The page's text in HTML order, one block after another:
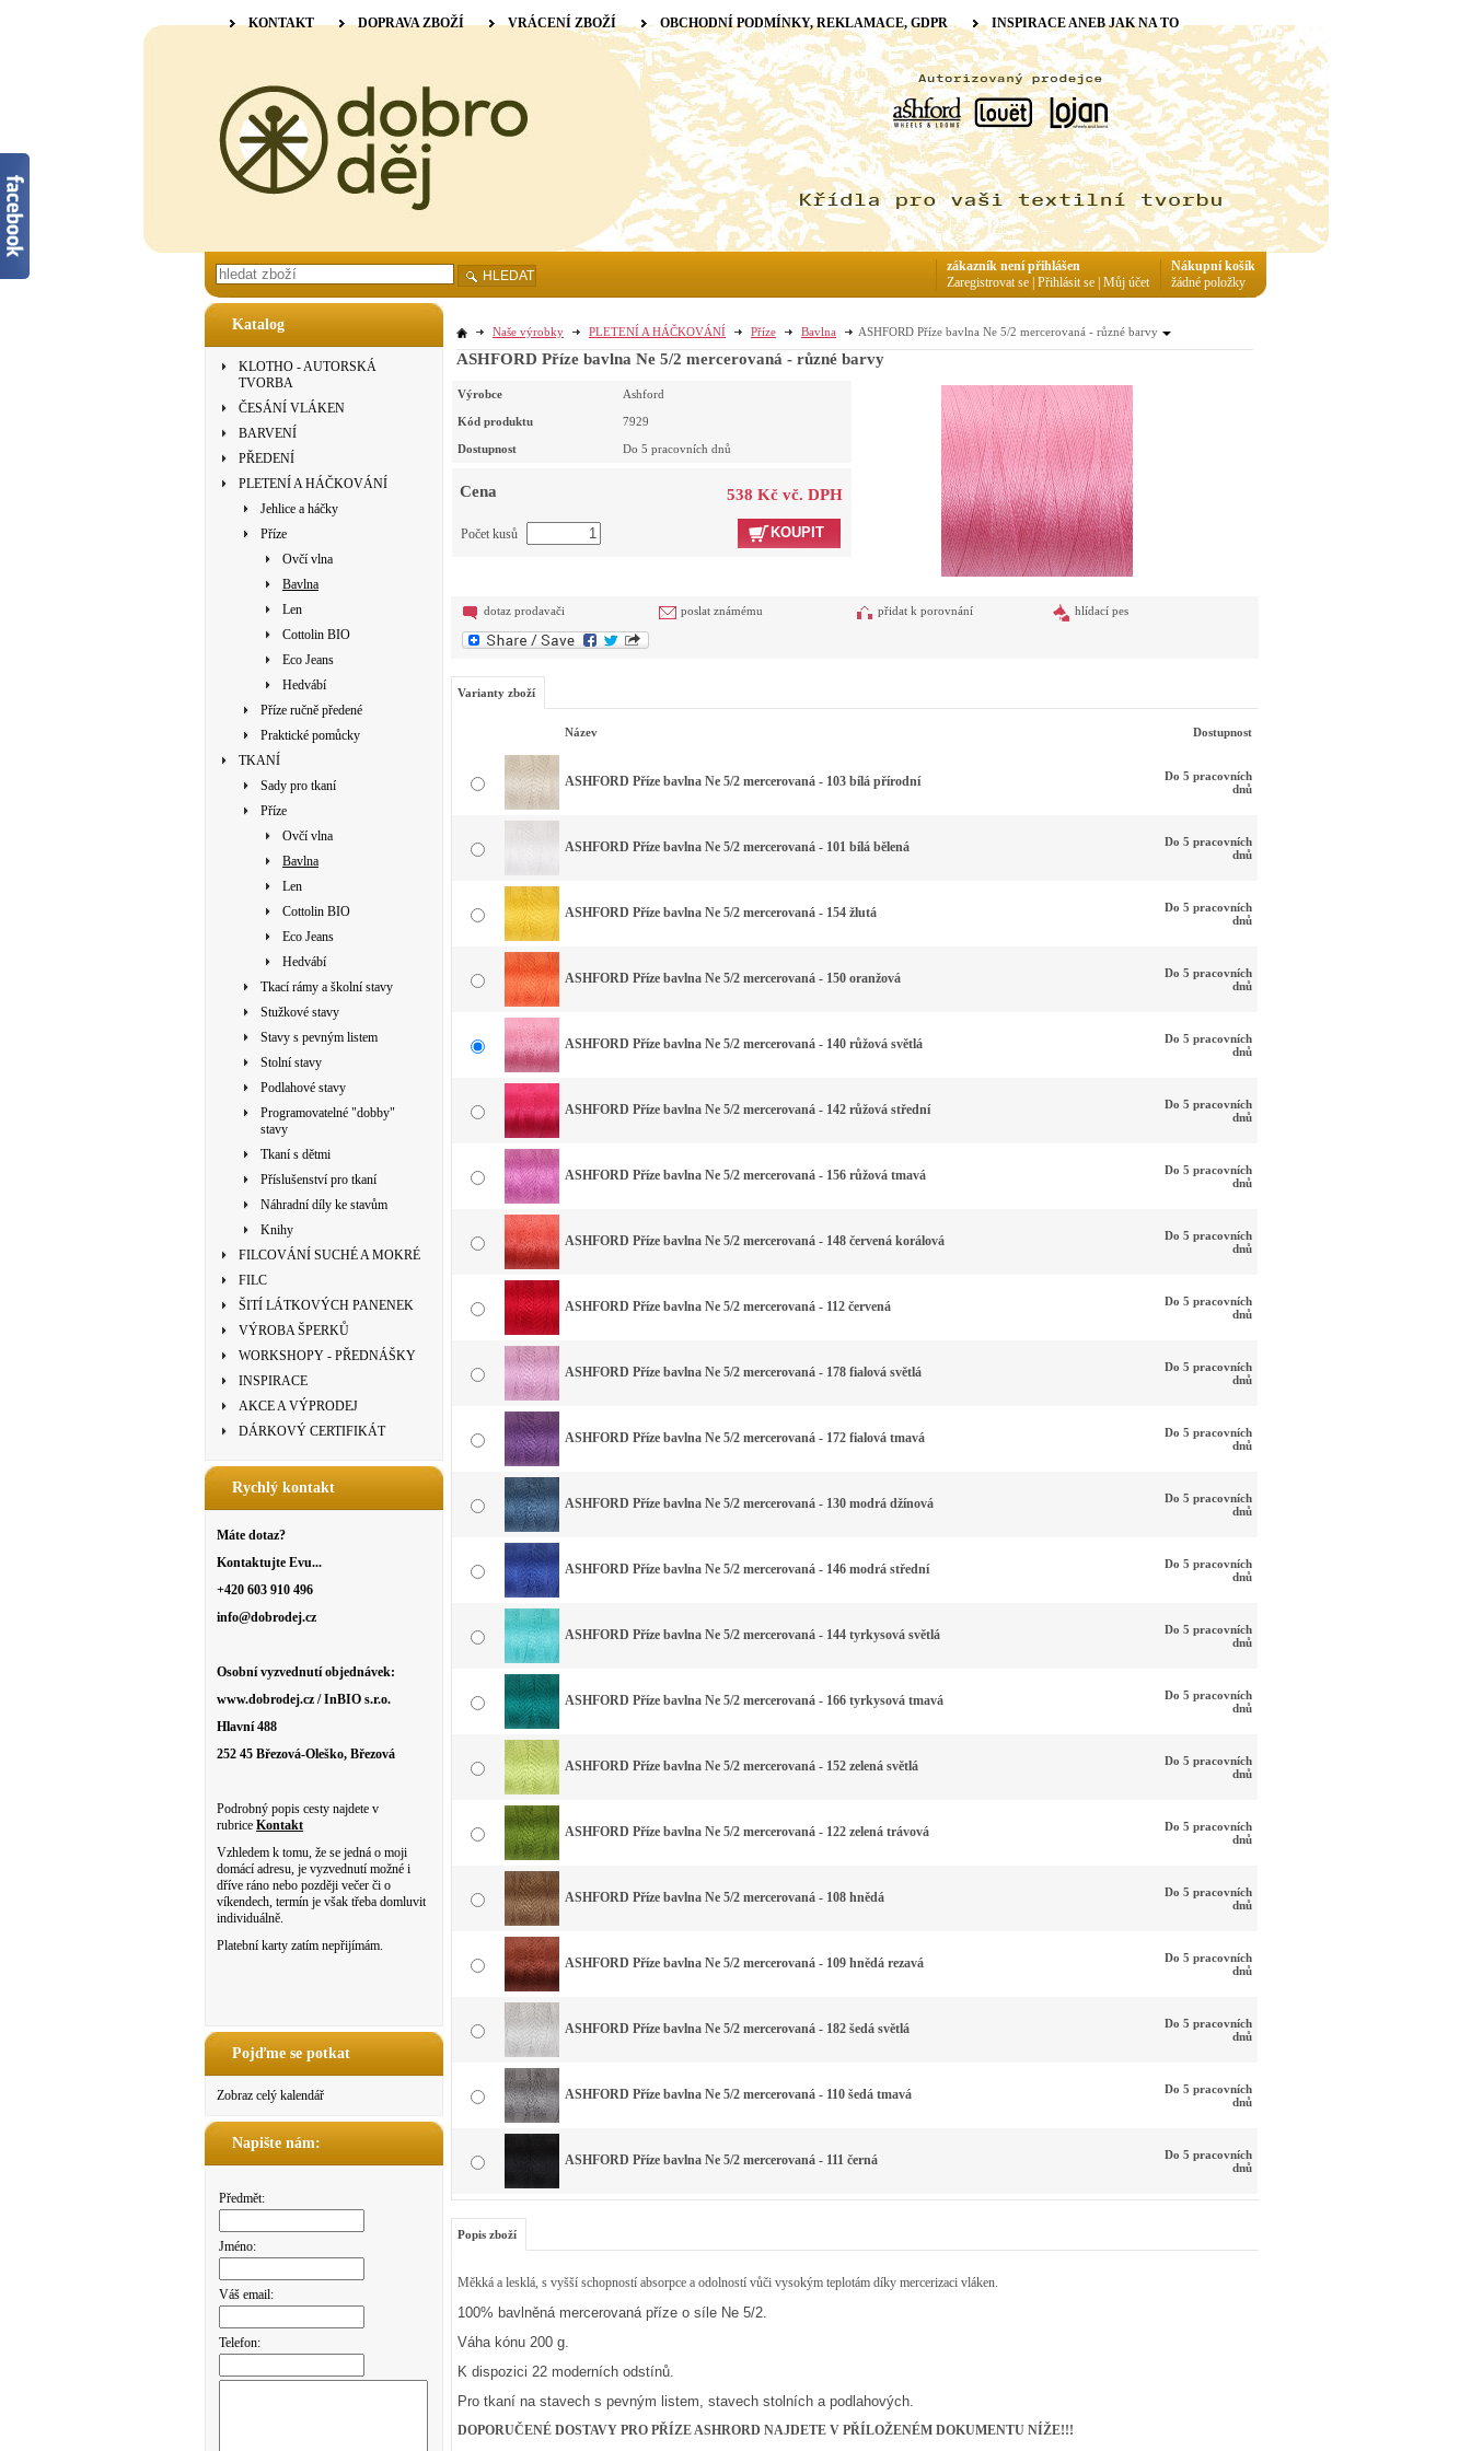
Katalog
KLOTHO - AUTORSKÁ
TVORBA
ČESÁNÍ VLÁKEN
BARVENÍ
PŘEDENÍ
PLETENÍ A HÁČKOVÁNÍ
Jehlice a háčky
Příze
Ovčí vlna
Bavlna
Len
Cottolin BIO
Eco Jeans
Hedvábí
Příze ručně předené
Praktické pomůcky
TKANÍ
Sady pro tkaní
Příze
Ovčí vlna
Bavlna
Len
Cottolin BIO
Eco Jeans
Hedvábí
Tkací rámy a školní stavy
Stužkové stavy
Stavy s pevným listem
Stolní stavy
Podlahové stavy
Programovatelné "dobby"
stavy
Tkaní s dětmi
Příslušenství pro tkaní
Náhradní díly ke stavům
Knihy
FILCOVÁNÍ SUCHÉ A MOKRÉ
FILC
ŠITÍ LÁTKOVÝCH PANENEK
VÝROBA ŠPERKŮ
WORKSHOPY - PŘEDNÁŠKY
INSPIRACE
AKCE A VÝPRODEJ
DÁRKOVÝ CERTIFIKÁT
Rychlý kontakt
Máte dotaz?
Kontaktujte Evu...
+420 603 910 496
info@dobrodej.cz
Osobní vyzvednutí objednávek:
www.dobrodej.cz / InBIO s.r.o.
Hlavní 488
252 45 Březová-Oleško, Březová
Podrobný popis cesty najdete v
rubrice Kontakt
Vzhledem k tomu, že se jedná o moji
domácí adresu, je vyzvednutí možné i
dříve ráno nebo později večer či o
víkendech, termín je však třeba domluvit
individuálně.
Platební karty zatím nepřijímám.
Pojďme se potkat
Zobraz celý kalendář
Napište nám:
Předmět:
Jméno:
Váš email:
Telefon:
Naše výrobky PLETENÍ A HÁČKOVÁNÍ Příze Bavlna ASHFORD Příze bavlna Ne 5/2 mercerovaná - různé barvy
ASHFORD Příze bavlna Ne 5/2 mercerovaná - různé barvy
Výrobce Ashford
Kód produktu 7929
Dostupnost Do 5 pracovních dnů
Cena 538 Kč vč. DPH
KOUPIT
Počet kusů
dotaz prodavači poslat známému přidat k porovnání hlídací pes
Varianty zboží
Název Dostupnost
ASHFORD Příze bavlna Ne 5/2 mercerovaná - 103 bílá přírodní
Do 5 pracovních
dnů
ASHFORD Příze bavlna Ne 5/2 mercerovaná - 101 bílá bělená
Do 5 pracovních
dnů
ASHFORD Příze bavlna Ne 5/2 mercerovaná - 154 žlutá
Do 5 pracovních
dnů
ASHFORD Příze bavlna Ne 5/2 mercerovaná - 150 oranžová
Do 5 pracovních
dnů
ASHFORD Příze bavlna Ne 5/2 mercerovaná - 140 růžová světlá
Do 5 pracovních
dnů
ASHFORD Příze bavlna Ne 5/2 mercerovaná - 142 růžová střední
Do 5 pracovních
dnů
ASHFORD Příze bavlna Ne 5/2 mercerovaná - 156 růžová tmavá
Do 5 pracovních
dnů
ASHFORD Příze bavlna Ne 5/2 mercerovaná - 148 červená korálová
Do 5 pracovních
dnů
ASHFORD Příze bavlna Ne 5/2 mercerovaná - 112 červená
Do 5 pracovních
dnů
ASHFORD Příze bavlna Ne 5/2 mercerovaná - 178 fialová světlá
Do 5 pracovních
dnů
ASHFORD Příze bavlna Ne 5/2 mercerovaná - 172 fialová tmavá
Do 5 pracovních
dnů
ASHFORD Příze bavlna Ne 5/2 mercerovaná - 130 modrá džínová
Do 5 pracovních
dnů
ASHFORD Příze bavlna Ne 5/2 mercerovaná - 146 modrá střední
Do 5 pracovních
dnů
ASHFORD Příze bavlna Ne 5/2 mercerovaná - 144 tyrkysová světlá
Do 5 pracovních
dnů
ASHFORD Příze bavlna Ne 5/2 mercerovaná - 166 tyrkysová tmavá
Do 5 pracovních
dnů
ASHFORD Příze bavlna Ne 5/2 mercerovaná - 152 zelená světlá
Do 5 pracovních
dnů
ASHFORD Příze bavlna Ne 5/2 mercerovaná - 122 zelená trávová
Do 5 pracovních
dnů
ASHFORD Příze bavlna Ne 5/2 mercerovaná - 108 hnědá
Do 5 pracovních
dnů
ASHFORD Příze bavlna Ne 5/2 mercerovaná - 109 hnědá rezavá
Do 5 pracovních
dnů
ASHFORD Příze bavlna Ne 5/2 mercerovaná - 182 šedá světlá
Do 5 pracovních
dnů
ASHFORD Příze bavlna Ne 5/2 mercerovaná - 110 šedá tmavá
Do 5 pracovních
dnů
ASHFORD Příze bavlna Ne 5/2 mercerovaná - 111 černá
Do 5 pracovních
dnů
Popis zboží
Měkká a lesklá, s vyšší schopností absorpce a odolností vůči vysokým teplotám díky mercerizaci vláken.
100% bavlněná mercerovaná příze o síle Ne 5/2.
Váha kónu 200 g.
K dispozici 22 moderních odstínů.
Pro tkaní na stavech s pevným listem, stavech stolních a podlahových.
DOPORUČENÉ DOSTAVY PRO PŘÍZE ASHRORD NAJDETE V PŘÍLOŽENÉM DOKUMENTU NÍŽE!!!
KONTAKT DOPRAVA ZBOŽÍ VRÁCENÍ ZBOŽÍ OBCHODNÍ PODMÍNKY, REKLAMACE, GDPR INSPIRACE ANEB JAK NA TO
HLEDAT
Nákupní košík
žádné položky
zákazník není přihlášen
Zaregistrovat se Přihlásit se Můj účet